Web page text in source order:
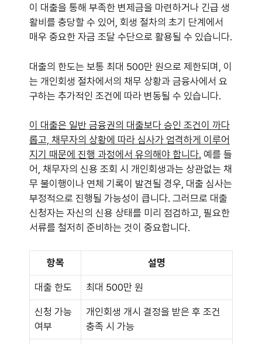
이 대출을 통해 부족한 변제금을 마련하거나 긴급 생
활비를 충당할 수 있어, 회생 절차의 초기 단계에서
매우 중요한 자금 조달 수단으로 활용될 수 있습니다.
대출의 한도는 보통 최대 500만 원으로 제한되며, 이
는 개인회생 절차에서의 채무 상황과 금융사에서 요
구하는 추가적인 조건에 따라 변동될 수 있습니다.
이 대출은 일반 금융권의 대출보다 승인 조건이 까다
롭고, 채무자의 상황에 따라 심사가 엄격하게 이루어
지기 때문에 진행 과정에서 유의해야 합니다. 예를 들
어, 채무자의 신용 조회 시 개인회생과는 상관없는 채
무 불이행이나 연체 기록이 발견될 경우, 대출 심사는
부정적으로 진행될 가능성이 큽니다. 그러므로 대출
신청자는 자신의 신용 상태를 미리 점검하고, 필요한
서류를 철저히 준비하는 것이 중요합니다.
항목 설명
대출 한도 최대 500만 원
신청 가능
여부
개인회생 개시 결정을 받은 후 조건
충족 시 가능